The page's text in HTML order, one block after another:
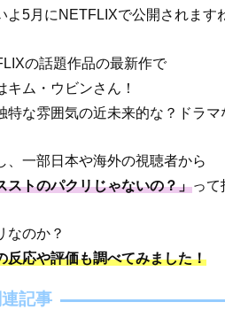
よ5月にNETFLIXで公開されます
の話題作品の最新作で
キム・ウビンさん！
特な雰囲気の近未来的な？ドラマ
、一部日本や海外の視聴者から
ストのパクリじゃないの？」って
なのか？
反応や評価も調べてみました！
記事